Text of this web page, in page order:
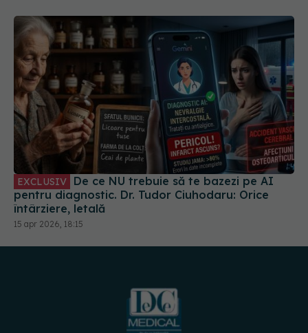
EXCLUSIV
pentru diagnostic. Dr. Tudor Ciuhodaru: Orice
întârziere, letală
15 apr 2026, 18:15